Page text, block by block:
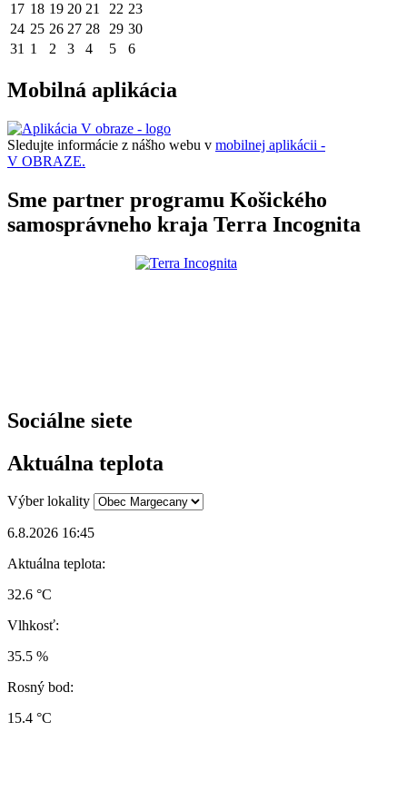
17 18 19 20 21 22 23
24 25 26 27 28 29 30
31 1 2 3 4 5 6
Mobilná aplikácia
Sledujte informácie z nášho webu v mobilnej aplikácii -
V OBRAZE.
Sme partner programu Košického
samosprávneho kraja Terra Incognita
Sociálne siete
Aktuálna teplota
Výber lokality
6.8.2026 16:45
Aktuálna teplota:
32.6 °C
Vlhkosť:
35.5 %
Rosný bod:
15.4 °C